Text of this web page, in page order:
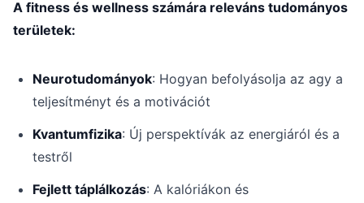
A fitness és wellness számára releváns tudományos
területek:
Neurotudományok: Hogyan befolyásolja az agy a
teljesítményt és a motivációt
Kvantumfizika: Új perspektívák az energiáról és a
testről
Fejlett táplálkozás: A kalóriákon és